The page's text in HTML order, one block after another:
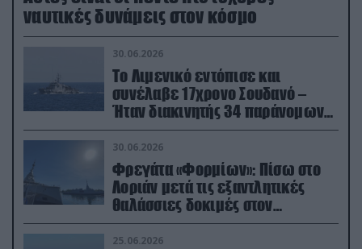
ναυτικές δυνάμεις στον κόσμο
30.06.2026
Το Λιμενικό εντόπισε και
συνέλαβε 17χρονο Σουδανό –
Ήταν διακινητής 34 παράνομων
μεταναστών
30.06.2026
Φρεγάτα «Φορμίων»: Πίσω στο
Λοριάν μετά τις εξαντλητικές
θαλάσσιες δοκιμές στον
απαιτητικό Βισκαϊκό
25.06.2026